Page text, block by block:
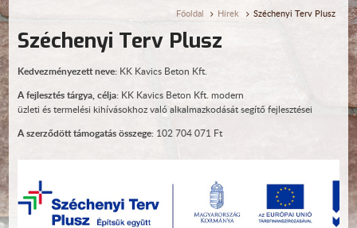
Főoldal Hírek Széchenyi Terv Plusz
Széchenyi Terv Plusz
Kedvezményezett neve: KK Kavics Beton Kft.
A fejlesztés tárgya, célja: KK Kavics Beton Kft. modern
üzleti és termelési kihívásokhoz való alkalmazkodását segítő fejlesztései
A szerződött támogatás összege: 102 704 071 Ft